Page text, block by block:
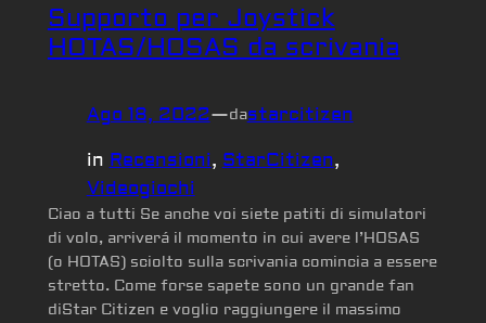
Supporto per Joystick
HOTAS/HOSAS da scrivania
Ago 18, 2022—dastarcitizen
in Recensioni, StarCitizen
Videogiochi
Ciao a tutti Se anche voi siete patiti di simulatori
di volo, arriverá il momento in cui avere l’HOSAS
(o HOTAS) sciolto sulla scrivania comincia a essere
stretto. Come forse sapete sono un grande fan
diStar Citizen e voglio raggiungere il massimo